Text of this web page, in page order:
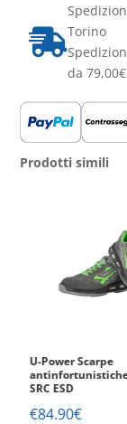
Tosca
quantità
Torino
da 79,00€
Prodotti simili
U-Power Scarpe
antinfortunistiche
SRC ESD
€84.90€